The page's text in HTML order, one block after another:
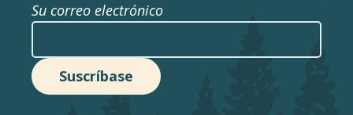
Su correo electrónico